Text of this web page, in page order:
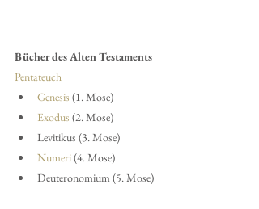
Bücher des Alten Testaments
Pentateuch
Genesis (1. Mose)
Exodus (2. Mose)
Levitikus (3. Mose)
Numeri (4. Mose)
Deuteronomium (5. Mose)